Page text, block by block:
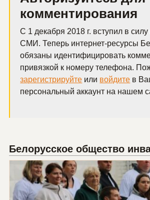
комментирования
С 1 декабря 2018 г. вступил в
СМИ. Теперь интернет-ресурсы
обязаны идентифицировать
привязкой к номеру телефона.
зарегистрируйте или войдите в
персональный аккаунт на нашем
Белорусское общество